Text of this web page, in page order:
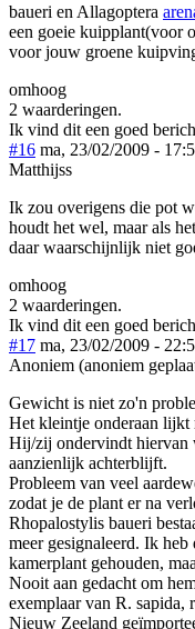
baueri en Allagoptera
een goeie kuipplant(voor
voor jouw groene
omhoog
2 waarderingen.
Ik vind dit een goed
#16 ma, 23/02/2009 -
Matthijss
Ik zou overigens die pot
houdt het wel, maar als
daar waarschijnlijk niet
omhoog
2 waarderingen.
Ik vind dit een goed
#17 ma, 23/02/2009 -
Anoniem (anoniem
Gewicht is niet zo'n
Het kleintje onderaan lijkt
Hij/zij ondervindt hiervan
aanzienlijk achterblijft.
Probleem van veel
zodat je de plant er na
Rhopalostylis baueri
meer gesignaleerd. Ik heb
kamerplant gehouden,
Nooit aan gedacht om
exemplaar van R. sapida,
Nieuw Zeeland